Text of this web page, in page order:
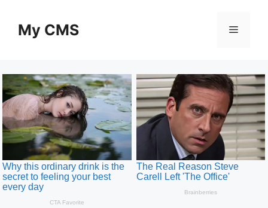
contentMy CMS Menu